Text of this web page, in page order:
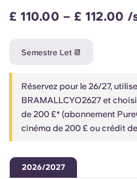
Italian
£ 110.00 – £ 112.00
Semestre Let 📆
Réservez pour le 26/27,
BRAMALLCYO2627 et
de 200 £* (abonnement
cinéma de 200 £ ou crédit
2026/2027